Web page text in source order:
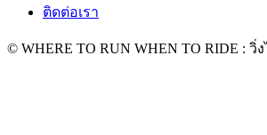
ติดต่อเรา
© WHERE TO RUN WHEN TO RIDE :